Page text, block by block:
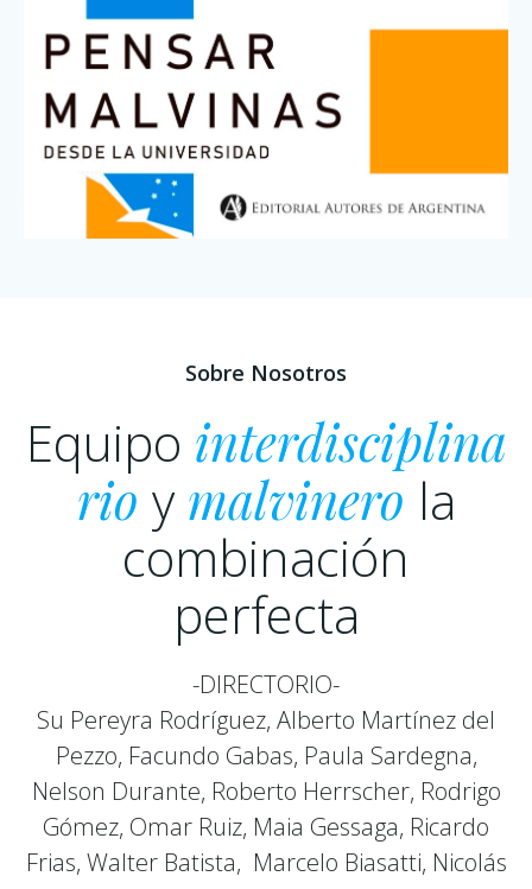
Sobre Nosotros
Equipo interdisciplina
rio ymalvinero la
combinación
perfecta
-DIRECTORIO-
Su Pereyra Rodríguez, Alberto Martínez del
Pezzo, Facundo Gabas, Paula Sardegna,
Nelson Durante, Roberto Herrscher, Rodrigo
Gómez, Omar Ruiz, Maia Gessaga, Ricardo
Frias, Walter Batista, Marcelo Biasatti, Nicolás